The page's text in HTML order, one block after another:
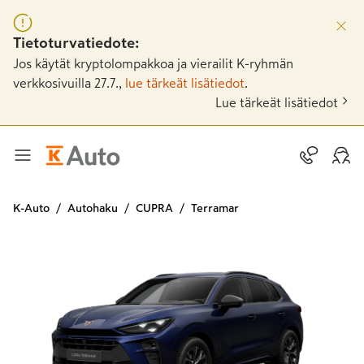
Tietoturvatiedote:
Jos käytät kryptolompakkoa ja vierailit K-ryhmän
verkkosivuilla 27.7.,
lue tärkeät lisätiedot
Lue tärkeät lisätiedot
K-Auto Autohaku CUPRA Terramar